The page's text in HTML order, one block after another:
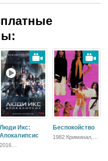
Люди Икс:
Апокалипсис
2016
Беспокойство
1982 Криминал,